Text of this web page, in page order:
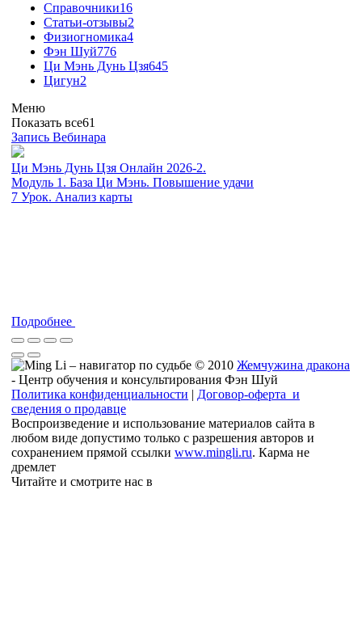
Справочники16
Статьи-отзывы2
Физиогномика4
Фэн Шуй776
Ци Мэнь Дунь Цзя645
Цигун2
Меню
Показать все61
Запись Вебинара
Ци Мэнь Дунь Цзя Онлайн 2026-2.
Модуль 1. База Ци Мэнь. Повышение удачи
7 Урок. Анализ карты
Подробнее
© 2010 Жемчужина дракона
- Центр обучения и консультирования Фэн Шуй
Политика конфиденциальности | Договор-оферта и
сведения о продавце
Воспроизведение и использование материалов сайта в
любом виде допустимо только с разрешения авторов и
сохранением прямой ссылки www.mingli.ru. Карма не
дремлет
Читайте и смотрите нас в